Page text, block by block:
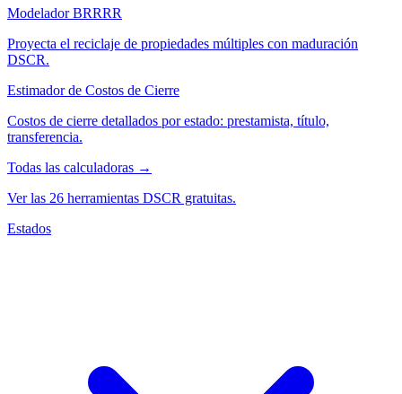
Modelador BRRRR
Proyecta el reciclaje de propiedades múltiples con maduración
DSCR.
Estimador de Costos de Cierre
Costos de cierre detallados por estado: prestamista, título,
transferencia.
Todas las calculadoras →
Ver las 26 herramientas DSCR gratuitas.
Estados